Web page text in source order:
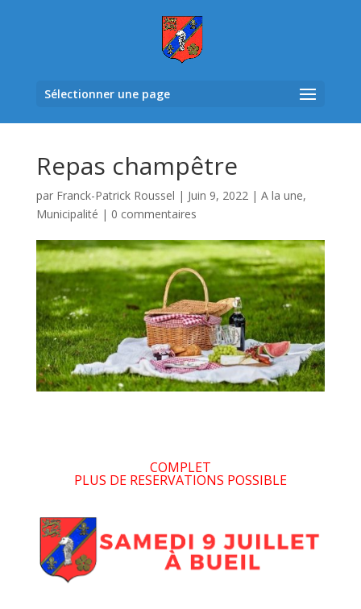
Sélectionner une page
Repas champêtre
par Franck-Patrick Roussel | Juin 9, 2022| A la une,
Municipalité | 0 commentaires
COMPLET
PLUS DE RESERVATIONS POSSIBLE